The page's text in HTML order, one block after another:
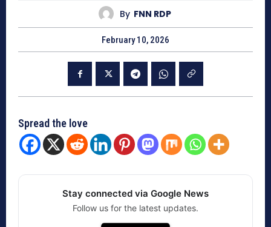
By FNN RDP
February 10, 2026
Spread the love
Stay connected via Google News
Follow us for the latest updates.